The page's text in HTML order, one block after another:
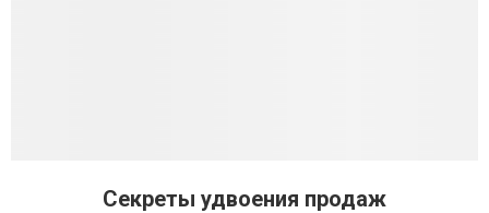
Секреты удвоения продаж